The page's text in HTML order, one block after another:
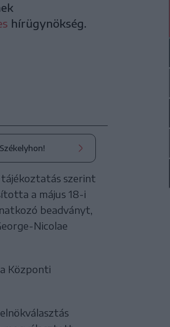
hírügynökség.
szerint
a május 18-i
beadványt,
Nicolae
Központi